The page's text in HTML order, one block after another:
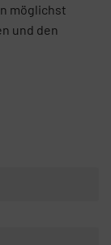
möglichst
und den